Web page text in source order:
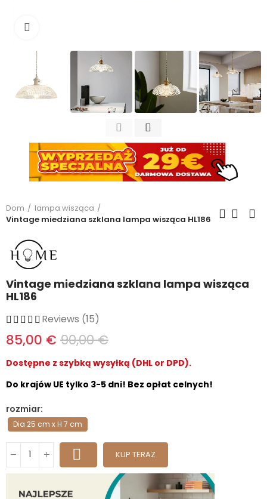
Dom
lampa wisząca
Vintage miedziana szklana lampa wisząca HL186
Vintage miedziana szklana lampa wisząca
HL186
Reviews (15)
85,00 € 90,00 €
Dostępne z szybką wysyłką (DHL or DPD).
Do krajów UE tylko 3-5 dni! Bez opłat celnych!
rozmiar
Dia 25 cm x H 7 cm
KUP TERAZ